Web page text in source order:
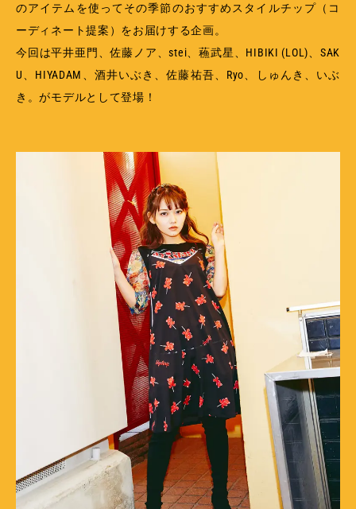
のアイテムを使ってその季節のおすすめスタイルチップ（コ
ーディネート提案）をお届けする企画。
今回は平井亜門、佐藤ノア、stei、蘓武星、HIBIKI (LOL)、SAK
U、HIYADAM、酒井いぶき、佐藤祐吾、Ryo、しゅんき、いぶ
き。がモデルとして登場！